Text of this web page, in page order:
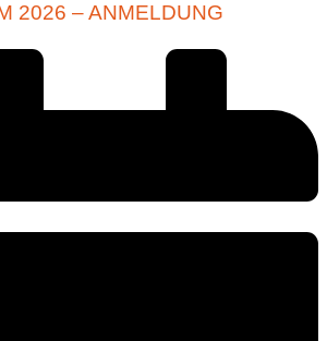
2026 – ANMELDUNG